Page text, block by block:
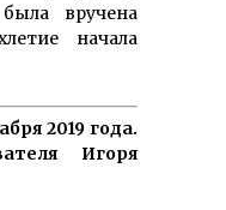
вручена
начала
2019 года.
Игоря